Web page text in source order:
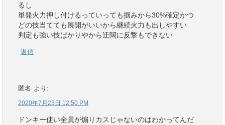
るし
単発火力押し付けるっていっても掴みから30%確定かつ
どの技当てても展開がいいから継続火力も出しやすい
判定も強い技ばかりやから迂闊に反撃もできない
返信
匿名 より:
2020年7月23日 12:50 PM
ドンキー使い全員が煽りカスじゃないのはわかってんだ